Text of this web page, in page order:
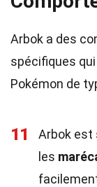
Arbok a des
spécifiques
Pokémon de
11 Arbok est
les